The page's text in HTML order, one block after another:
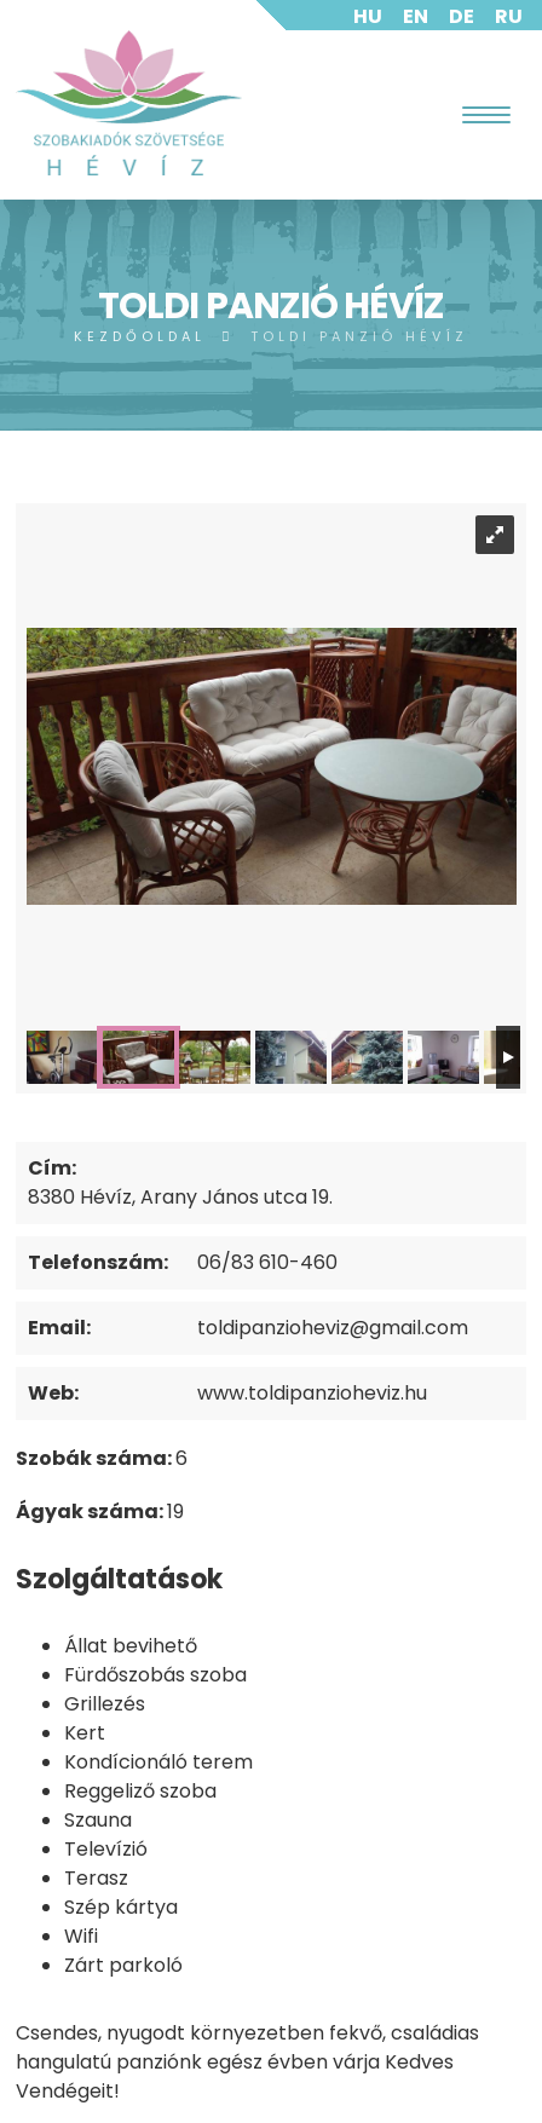
HU EN DE RU
TOLDI PANZIÓ HÉVÍZ
KEZDŐOLDAL TOLDI PANZIÓ HÉVÍZ
Cím:
8380 Hévíz, Arany János utca 19.
Telefonszám: 06/83 610-460
Email: toldipanzioheviz@gmail.com
Web: www.toldipanzioheviz.hu
Szobák száma:6
Ágyak száma:19
Szolgáltatások
Állat bevihető
Fürdőszobás szoba
Grillezés
Kert
Kondícionáló terem
Reggeliző szoba
Szauna
Televízió
Terasz
Szép kártya
Wifi
Zárt parkoló
Csendes, nyugodt környezetben fekvő, családias
hangulatú panziónk egész évben várja Kedves
Vendégeit!